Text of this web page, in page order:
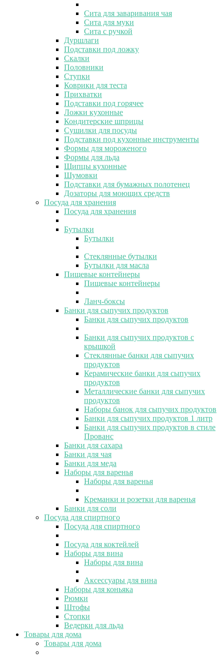
Сита для заваривания чая
Сита для муки
Сита с ручкой
Дуршлаги
Подставки под ложку
Скалки
Половники
Ступки
Коврики для теста
Прихватки
Подставки под горячее
Ложки кухонные
Кондитерские шприцы
Сушилки для посуды
Подставки под кухонные инструменты
Формы для мороженого
Формы для льда
Щипцы кухонные
Шумовки
Подставки для бумажных полотенец
Дозаторы для моющих средств
Посуда для хранения
Посуда для хранения
Бутылки
Бутылки
Стеклянные бутылки
Бутылки для масла
Пищевые контейнеры
Пищевые контейнеры
Ланч-боксы
Банки для сыпучих продуктов
Банки для сыпучих продуктов
Банки для сыпучих продуктов с
крышкой
Стеклянные банки для сыпучих
продуктов
Керамические банки для сыпучих
продуктов
Металлические банки для сыпучих
продуктов
Наборы банок для сыпучих продуктов
Банки для сыпучих продуктов 1 литр
Банки для сыпучих продуктов в стиле
Прованс
Банки для сахара
Банки для чая
Банки для меда
Наборы для варенья
Наборы для варенья
Креманки и розетки для варенья
Банки для соли
Посуда для спиртного
Посуда для спиртного
Посуда для коктейлей
Наборы для вина
Наборы для вина
Аксессуары для вина
Наборы для коньяка
Рюмки
Штофы
Стопки
Ведерки для льда
Товары для дома
Товары для дома